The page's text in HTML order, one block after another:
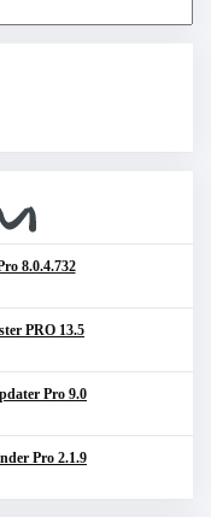
8.0.4.732
PRO 13.5
Pro 9.0
Pro 2.1.9